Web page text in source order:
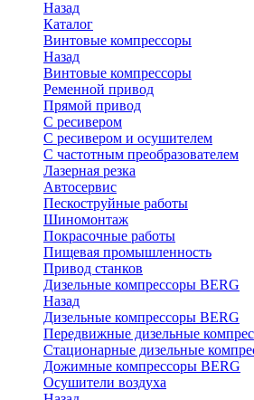
Назад
Каталог
Винтовые компрессоры
Назад
Винтовые компрессоры
Ременной привод
Прямой привод
С ресивером
С ресивером и осушителем
С частотным преобразователем
Лазерная резка
Автосервис
Пескоструйные работы
Шиномонтаж
Покрасочные работы
Пищевая промышленность
Привод станков
Дизельные компрессоры BERG
Назад
Дизельные компрессоры BERG
Передвижные дизельные
Стационарные дизельные
Дожимные компрессоры BERG
Осушители воздуха